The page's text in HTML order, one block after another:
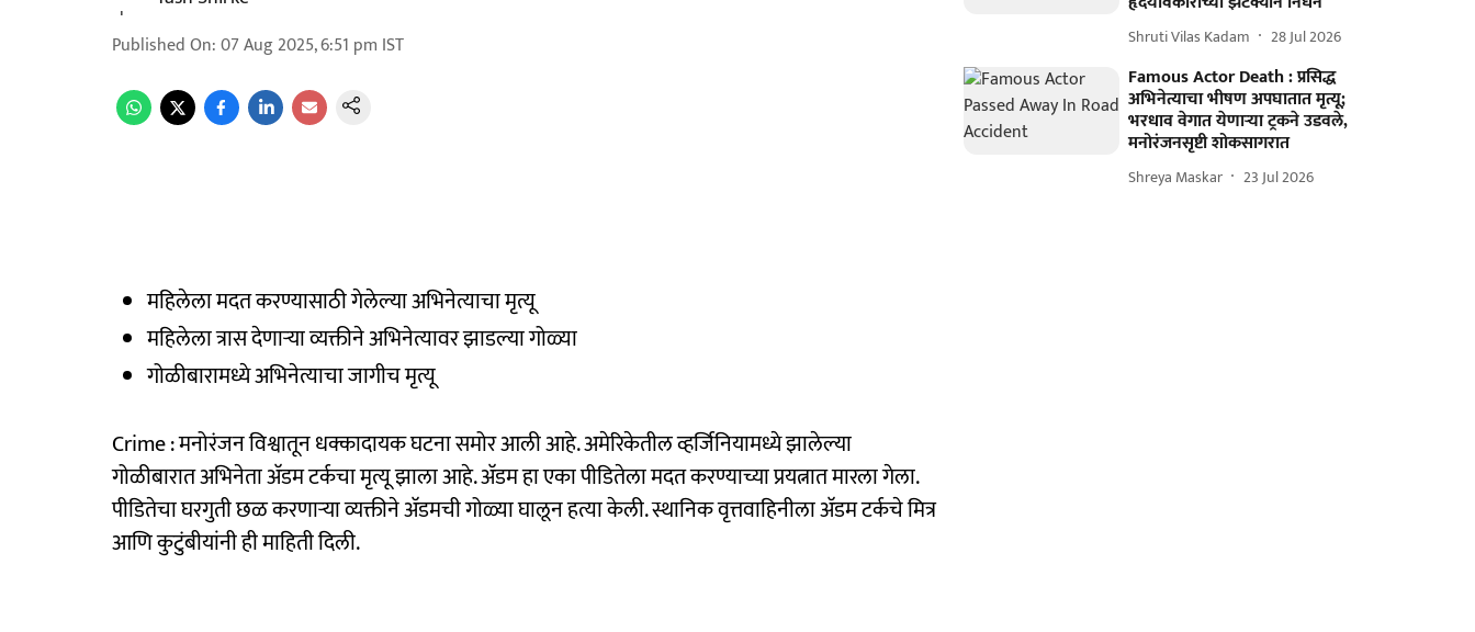
Published On:07 Aug 2025, 6:51 pm IST
महिलेला मदत करण्यासाठी गेलेल्या अभिनेत्याचा मृत्यू
महिलेला त्रास देणाऱ्या व्यक्तीने अभिनेत्यावर झाडल्या गोळ्या
गोळीबारामध्ये अभिनेत्याचा जागीच मृत्यू
Crime : मनोरंजन विश्वातून धक्कादायक घटना समोर आली आहे. अमेरिकेतील व्हर्जिनियामध्ये झालेल्या
गोळीबारात अभिनेता अ‍ॅडम टर्कचा मृत्यू झाला आहे. अ‍ॅडम हा एका पीडितेला मदत करण्याच्या प्रयत्नात मारला गेला.
पीडितेचा घरगुती छळ करणाऱ्या व्यक्तीने अ‍ॅडमची गोळ्या घालून हत्या केली. स्थानिक वृत्तवाहिनीला अ‍ॅडम टर्कचे मित्र
आणि कुटुंबीयांनी ही माहिती दिली.
Shruti Vilas Kadam 28 Jul 2026
Famous Actor Death : प्रसिद्ध
अभिनेत्याचा भीषण अपघातात मृत्यू;
भरधाव वेगात येणाऱ्या ट्रकने उडवले,
मनोरंजनसृष्टी शोकसागरात
Shreya Maskar 23 Jul 2026